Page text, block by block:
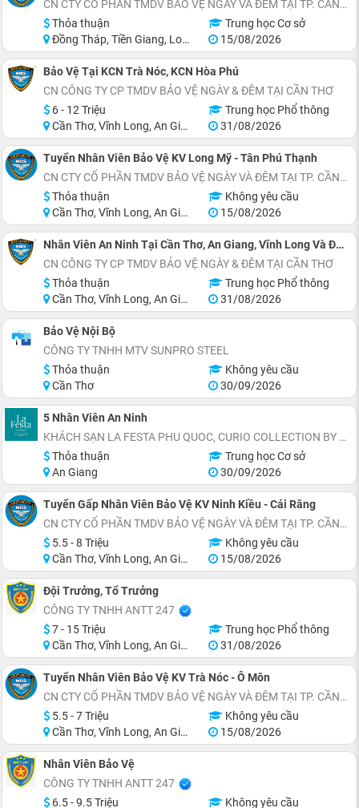
CN CTY CỔ PHẦN TMDV BẢO VỆ NGÀY VÀ ĐÊM TẠI TP. CẦN THƠ
Thỏa thuận
Trung học Cơ sở
Đồng Tháp, Tiền Giang, Long An
15/08/2026
Bảo Vệ Tại KCN Trà Nóc, KCN Hòa Phú
CN CÔNG TY CP TMDV BẢO VỆ NGÀY & ĐÊM TẠI CẦN THƠ
6 - 12 Triệu
Trung học Phổ thông
Cần Thơ, Vĩnh Long, An Giang, Kiên Giang, Hậu Giang, Sóc Trăng
31/08/2026
Tuyển Nhân Viên Bảo Vệ KV Long Mỹ - Tân Phú Thạnh
CN CTY CỔ PHẦN TMDV BẢO VỆ NGÀY VÀ ĐÊM TẠI TP. CẦN THƠ
Thỏa thuận
Không yêu cầu
Cần Thơ, Vĩnh Long, An Giang, Hậu Giang
15/08/2026
Nhân Viên An Ninh Tại Cần Thơ, An Giang, Vĩnh Long Và Đồng Tháp
CN CÔNG TY CP TMDV BẢO VỆ NGÀY & ĐÊM TẠI CẦN THƠ
Thỏa thuận
Trung học Phổ thông
Cần Thơ, Vĩnh Long, An Giang, Kiên Giang, Hậu Giang, Sóc Trăng
31/08/2026
Bảo Vệ Nội Bộ
CÔNG TY TNHH MTV SUNPRO STEEL
Thỏa thuận
Không yêu cầu
Cần Thơ
30/09/2026
5 Nhân Viên An Ninh
KHÁCH SẠN LA FESTA PHU QUOC, CURIO COLLECTION BY HILTON - TỌA LẠC THỊ TRẤN HOÀNG HÔN, AN THỚI, ĐẶC KHU PHÚ QUỐC
Thỏa thuận
Trung học Cơ sở
An Giang
30/09/2026
Tuyển Gấp Nhân Viên Bảo Vệ KV Ninh Kiều - Cái Răng
CN CTY CỔ PHẦN TMDV BẢO VỆ NGÀY VÀ ĐÊM TẠI TP. CẦN THƠ
5.5 - 8 Triệu
Không yêu cầu
Cần Thơ, Vĩnh Long, An Giang, Hậu Giang
15/08/2026
Đội Trưởng, Tổ Trưởng
CÔNG TY TNHH ANTT 247
7 - 15 Triệu
Trung học Phổ thông
Cần Thơ, Vĩnh Long, An Giang
31/08/2026
Tuyển Nhân Viên Bảo Vệ KV Trà Nóc - Ô Môn
CN CTY CỔ PHẦN TMDV BẢO VỆ NGÀY VÀ ĐÊM TẠI TP. CẦN THƠ
5.5 - 7 Triệu
Không yêu cầu
Cần Thơ, Vĩnh Long, An Giang, Hậu Giang
15/08/2026
Nhân Viên Bảo Vệ
CÔNG TY TNHH ANTT 247
6.5 - 9.5 Triệu
Không yêu cầu